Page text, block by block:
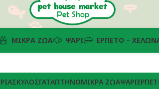
ΜΙΚΡΆ ΖΏΑ ΨΆΡΙ ΕΡΠΕΤΌ –
ΣΚΎΛΟΣΓΆΤΑΠΤΗΝΌΜΙΚΡΆ ΖΏΑΨΆΡΙ